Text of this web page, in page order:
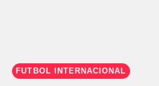
FÚTBOL INTERNACIONAL